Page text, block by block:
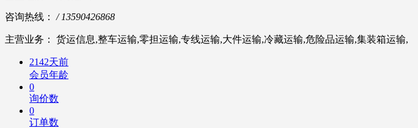
咨询热线： / 13590426868
主营业务： 货运信息,整车运输,零担运输,专线运输,大件运输,冷藏运输,危险品运输,集装箱运输,
2142天前
会员年龄
0
询价数
0
订单数